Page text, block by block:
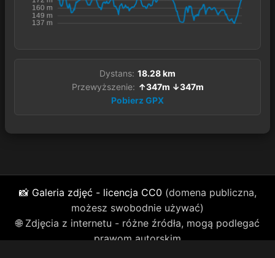
Dystans: 18.28 km
Przewyższenie: ↑347m ↓347m
Pobierz GPX
📸 Galeria zdjęć - licencja CC0 (domena publiczna,
możesz swobodnie używać)
🌐 Zdjęcia z internetu - różne źródła, mogą podlegać
prawom autorskim